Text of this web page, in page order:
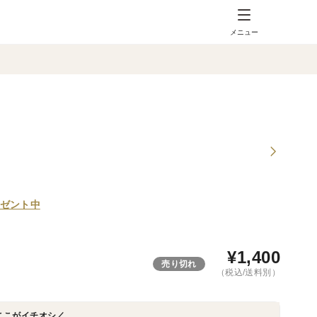
メニュー
ント中
売り切れ ¥1,400
（税込/送料別）